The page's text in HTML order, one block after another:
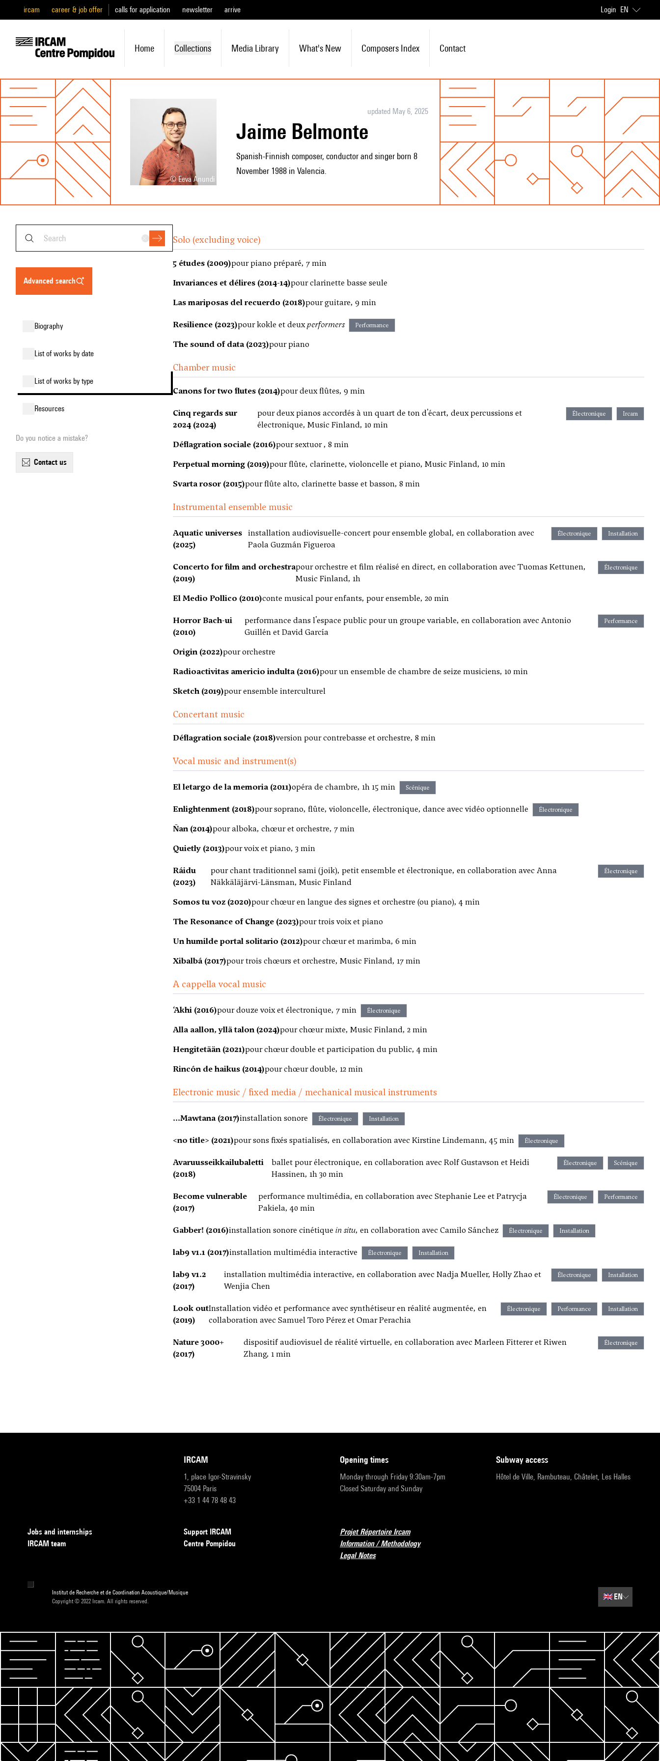
ircam career & job offer calls for application newsletter arrive Login EN
Home Collections Media Library What's New Composers Index Contact
© Eeva Anundi
updated May 6, 2025
Jaime Belmonte
Spanish-Finnish composer, conductor and singer born 8
November 1988 in Valencia.
advanced search
biography
list of works by date
list of works by type
resources
Do you notice a mistake?
contact us
Solo (excluding voice)
5 études (2009)pour piano préparé, 7 min
Invariances et délires (2014-14)pour clarinette basse seule
Las mariposas del recuerdo (2018)pour guitare, 9 min
Resilience (2023)pour kokle et deuxperformers Performance
The sound of data (2023)pour piano
Chamber music
Canons for two flutes (2014)pour deux flûtes, 9 min
Cinq regards sur
2024 (2024)
pour deux pianos accordés à un quart de ton d'écart, deux percussions et
électronique, Music Finland, 10 min
Électronique Ircam
Déflagration sociale (2016)pour sextuor , 8 min
Perpetual morning (2019)pour flûte, clarinette, violoncelle et piano, Music Finland, 10 min
Svarta rosor (2015)pour flûte alto, clarinette basse et basson, 8 min
Instrumental ensemble music
Aquatic universes
(2025)
installation audiovisuelle-concert pour ensemble global, en collaboration avec
Paola Guzmán Figueroa
Électronique Installation
Concerto for film and orchestra
(2019)
pour orchestre et film réalisé en direct, en collaboration avec Tuomas Kettunen,
Music Finland, 1h
Électronique
El Medio Pollico (2010)conte musical pour enfants, pour ensemble, 20 min
Horror Bach-ui
(2010)
performance dans l'espace public pour un groupe variable, en collaboration avec Antonio
Guillén et David García
Performance
Origin (2022)pour orchestre
Radioactivitas americio indulta (2016)pour un ensemble de chambre de seize musiciens, 10 min
Sketch (2019)pour ensemble interculturel
Concertant music
Déflagration sociale (2018)version pour contrebasse et orchestre, 8 min
Vocal music and instrument(s)
El letargo de la memoria (2011)opéra de chambre, 1h 15 min Scénique
Enlightenment (2018)pour soprano, flûte, violoncelle, électronique, dance avec vidéo optionnelle Électronique
Ñan (2014)pour alboka, chœur et orchestre, 7 min
Quietly (2013)pour voix et piano, 3 min
Ráidu
(2023)
pour chant traditionnel sami (joik), petit ensemble et électronique, en collaboration avec Anna
Näkkäläjärvi-Länsman, Music Finland
Électronique
Somos tu voz (2020)pour chœur en langue des signes et orchestre (ou piano), 4 min
The Resonance of Change (2023)pour trois voix et piano
Un humilde portal solitario (2012)pour chœur et marimba, 6 min
Xibalbá (2017)pour trois chœurs et orchestre, Music Finland, 17 min
A cappella vocal music
‘Akhi (2016)pour douze voix et électronique, 7 min Électronique
Alla aallon, yllä talon (2024)pour chœur mixte, Music Finland, 2 min
Hengitetään (2021)pour chœur double et participation du public, 4 min
Rincón de haikus (2014)pour chœur double, 12 min
Electronic music / fixed media / mechanical musical instruments
...Mawtana (2017)installation sonore Électronique Installation
<no title> (2021)pour sons fixés spatialisés, en collaboration avec Kirstine Lindemann, 45 min Électronique
Avaruusseikkailubaletti
(2018)
ballet pour électronique, en collaboration avec Rolf Gustavson et Heidi
Hassinen, 1h 30 min
Électronique Scénique
Become vulnerable
(2017)
performance multimédia, en collaboration avec Stephanie Lee et Patrycja
Pakiela, 40 min
Électronique Performance
Gabber! (2016)installation sonore cinétique in situ, en collaboration avec Camilo Sánchez Électronique Installation
lab9 v1.1 (2017)installation multimédia interactive Électronique Installation
lab9 v1.2
(2017)
installation multimédia interactive, en collaboration avec Nadja Mueller, Holly Zhao et
Wenjia Chen
Électronique Installation
Look out
(2019)
Installation vidéo et performance avec synthétiseur en réalité augmentée, en
collaboration avec Samuel Toro Pérez et Omar Perachia
Électronique Performance Installation
Nature 3000+
(2017)
dispositif audiovisuel de réalité virtuelle, en collaboration avec Marleen Fitterer et Riwen
Zhang, 1 min
Électronique
IRCAM
1, place Igor-Stravinsky
75004 Paris
+33 1 44 78 48 43
opening times
Monday through Friday 9:30am-7pm
Closed Saturday and Sunday
subway access
Hôtel de Ville, Rambuteau, Châtelet, Les Halles
Jobs and internships
IRCAM team
Support IRCAM
Centre Pompidou
Projet Répertoire Ircam
Information / Methodology
Legal Notes
Institut de Recherche et de Coordination Acoustique/Musique
Copyright © 2022 Ircam. All rights reserved.
🇬🇧EN